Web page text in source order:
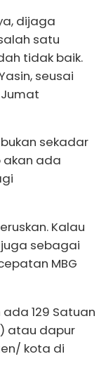
dijaga
satu
tidak baik.
seusai
sekadar
ada
Kalau
sebagai
MBG
129 Satuan
atau dapur
kota di